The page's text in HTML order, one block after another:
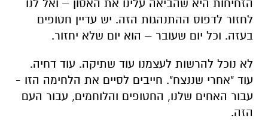
הזחיחות היא שהביאה עלינו את האסון – ואל לנו
לחזור לדפוס ההתנהגות הזה. יש עדיין חטופים
בעזה. וכל יום שעובר – הוא יום שלא יחזור.
לא נוכל להרשות לעצמנו עוד שתיקה. עוד דחיה.
עוד "אחרי שננצח". חייבים לסיים את הלחימה הזו -
עבור האחים שלנו, החטופים והלוחמים, עבור העם
הזה.